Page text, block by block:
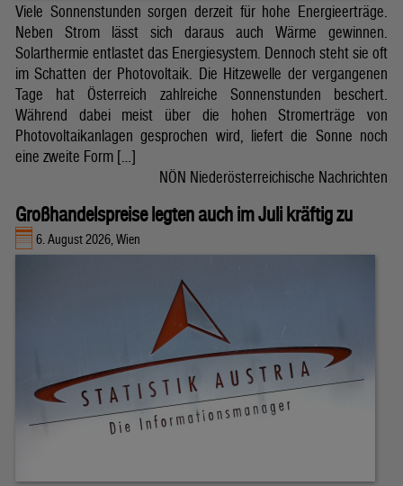
Viele Sonnenstunden sorgen derzeit für hohe Energieerträge.
Neben Strom lässt sich daraus auch Wärme gewinnen.
Solarthermie entlastet das Energiesystem. Dennoch steht sie oft
im Schatten der Photovoltaik. Die Hitzewelle der vergangenen
Tage hat Österreich zahlreiche Sonnenstunden beschert.
Während dabei meist über die hohen Stromerträge von
Photovoltaikanlagen gesprochen wird, liefert die Sonne noch
eine zweite Form […]
NÖN Niederösterreichische Nachrichten
Großhandelspreise legten auch im Juli kräftig zu
6. August 2026, Wien